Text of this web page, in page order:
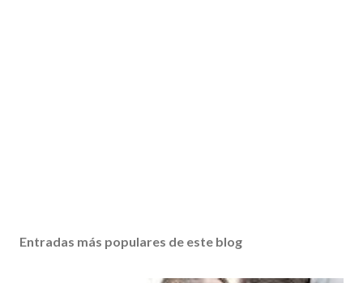
Entradas más populares de este blog